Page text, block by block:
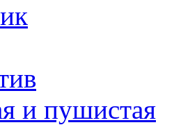
и пушистая